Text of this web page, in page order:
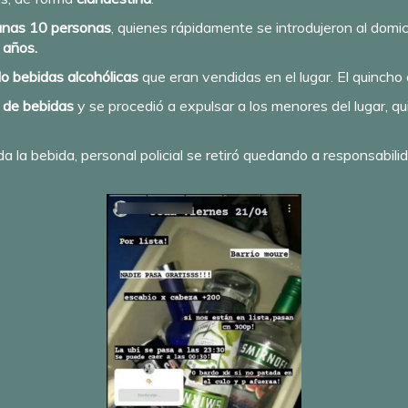
10 personas , quienes rápidamente se introdujeron al
bebidas alcohólicas que eran vendidas en el lugar. El
bebidas y se procedió a expulsar a los menores del lugar,
la bebida, personal policial se retiró quedando a